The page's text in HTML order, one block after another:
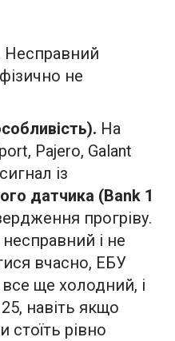
Несправний
не
На
Pajero, Galant
із
датчика (Bank 1
прогріву.
і не
вчасно, ЕБУ
ще холодний, і
навіть якщо
стоїть рівно